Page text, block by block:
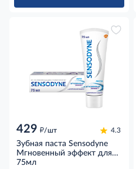
429 д/шт 4.3
Зубная паста Sensodyne
Мгновенный эффект для
чувствительных зубов с
75мл